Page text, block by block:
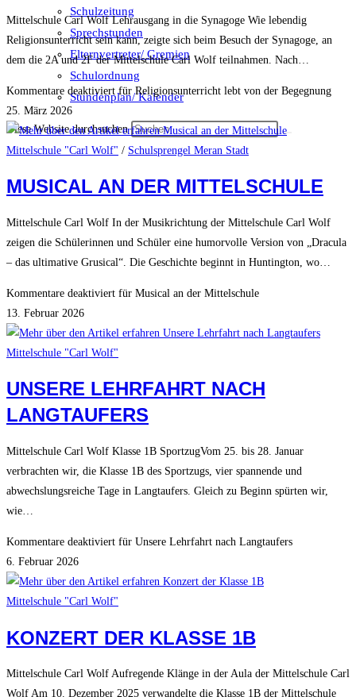
Schulzeitung
Sprechstunden
Elternvertreter/ Gremien
Schulordnung
Stundenplan/ Kalender
Diese Website durchsuchen
Mittelschule Carl Wolf Lehrausgang in die Synagoge Wie lebendig
Religionsunterricht sein kann, zeigte sich beim Besuch der Synagoge, an
dem die 2A und 2F der Mittelschule Carl Wolf teilnahmen. Nach…
Kommentare deaktiviertfür Religionsunterricht lebt von der Begegnung
25. März 2026
Mittelschule "Carl Wolf" / Schulsprengel Meran Stadt
MUSICAL AN DER MITTELSCHULE
Mittelschule Carl Wolf In der Musikrichtung der Mittelschule Carl Wolf
zeigen die Schülerinnen und Schüler eine humorvolle Version von „Dracula
– das ultimative Grusical“. Die Geschichte beginnt in Huntington, wo…
Kommentare deaktiviert für Musical an der Mittelschule
13. Februar 2026
Mittelschule "Carl Wolf"
UNSERE LEHRFAHRT NACH
LANGTAUFERS
Mittelschule Carl Wolf Klasse 1B SportzugVom 25. bis 28. Januar
verbrachten wir, die Klasse 1B des Sportzugs, vier spannende und
abwechslungsreiche Tage in Langtaufers. Gleich zu Beginn spürten wir,
wie…
Kommentare deaktiviert für Unsere Lehrfahrt nach Langtaufers
6. Februar 2026
Mittelschule "Carl Wolf"
KONZERT DER KLASSE 1B
Mittelschule Carl Wolf Aufregende Klänge in der Aula der Mittelschule Carl
Wolf Am 10. Dezember 2025 verwandelte die Klasse 1B der Mittelschule